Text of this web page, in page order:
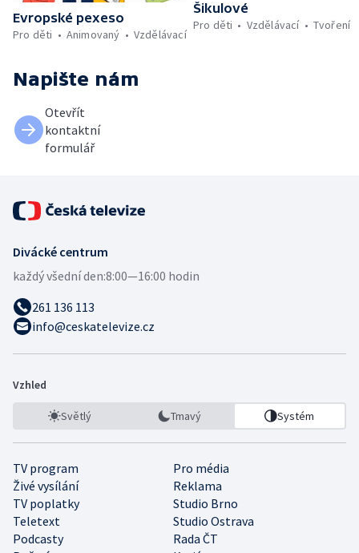
Evropské pexeso
Pro děti
Animovaný Vzdělávací
Šikulové
Pro děti
Vzdělávací Tvoření
Napište nám
Otevřít
kontaktní
formulář
Divácké centrum
každý všední den:8:00—16:00 hodin
261 136 113
info@ceskatelevize.cz
Vzhled
Světlý Tmavý Systém
TV program
Pro média
Živé vysílání
Reklama
TV poplatky
Studio Brno
Teletext
Studio Ostrava
Podcasty
Rada ČT